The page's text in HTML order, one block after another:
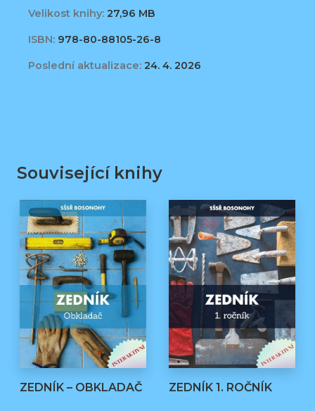
Velikost knihy: 27,96 MB
ISBN: 978-80-88105-26-8
Poslední aktualizace: 24. 4. 2026
Související knihy
ZEDNÍK – OBKLADAČ ZEDNÍK 1. ROČNÍK